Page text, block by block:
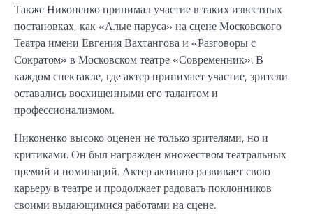
Также Никоненко принимал участие в таких известных
постановках, как «Алые паруса» на сцене Московского
Театра имени Евгения Вахтангова и «Разговоры с
Сократом» в Московском театре «Современник». В
каждом спектакле, где актер принимает участие, зрители
оставались восхищенными его талантом и
профессионализмом.
Никоненко высоко оценен не только зрителями, но и
критиками. Он был награжден множеством театральных
премий и номинаций. Актер активно развивает свою
карьеру в театре и продолжает радовать поклонников
своими выдающимися работами на сцене.